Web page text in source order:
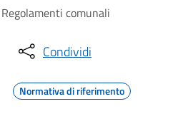
comunali
Condividi
Normativa di riferimento